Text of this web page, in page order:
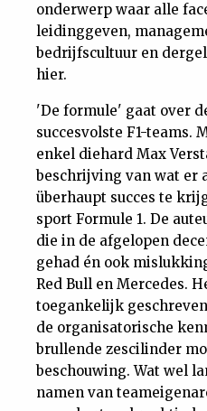
onderwerp waar alle
leidinggeven,
bedrijfscultuur en
hier.
'De formule' gaat over
succesvolste F1-teams.
enkel diehard Max
beschrijving van wat er
überhaupt succes te
sport Formule 1. De
die in de afgelopen
gehad én ook
Red Bull en Mercedes.
toegankelijk
de organisatorische
brullende zescilinder
beschouwing. Wat wel
namen van